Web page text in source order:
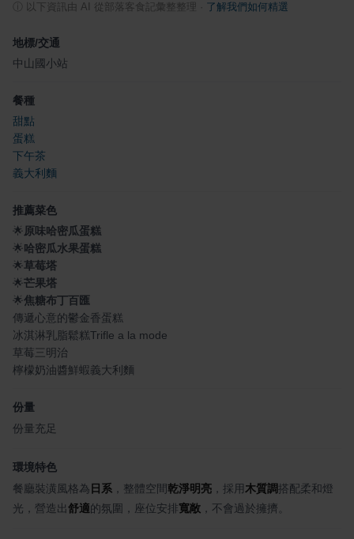
以下資訊由 AI 從部落客食記彙整整理 了解我們如何精選
地標/交通
中山國小站
餐種
甜點
蛋糕
下午茶
義大利麵
推薦菜色
🌟 原味哈密瓜蛋糕
🌟哈密瓜水果蛋糕
🌟草莓塔
🌟芒果塔
🌟焦糖布丁百匯
傳遞心意的鬱金香蛋糕
冰淇淋乳脂鬆糕Trifle a la mode
草莓三明治
檸檬奶油醬鮮蝦義大利麵
份量
份量充足
環境特色
餐廳裝潢風格為 日系 ，整體空間乾淨明亮 ，採用 木質調搭配柔和燈
光，營造出舒適的氛圍，座位安排寬敞 ，不會過於擁擠。